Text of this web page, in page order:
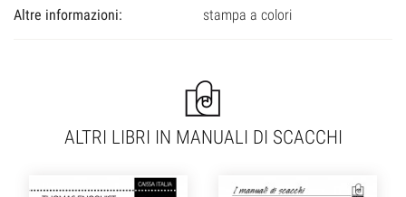
Altre informazioni: stampa a colori
ALTRI LIBRI IN MANUALI DI SCACCHI